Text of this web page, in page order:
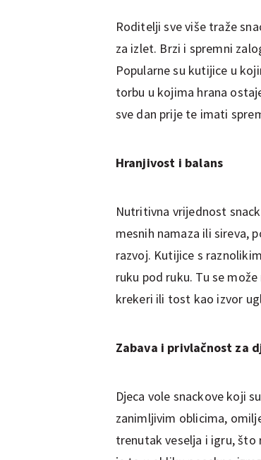
Roditelji sve više traže
za izlet. Brzi i spremni
Popularne su kutijice u
torbu u kojima hrana
sve dan prije te imati
Hranjivost i balans
Nutritivna vrijednost
mesnih namaza ili sireva,
razvoj. Kutijice s
ruku pod ruku. Tu se
krekeri ili tost kao izvor
Zabava i privlačnost za
Djeca vole snackove koji
zanimljivim oblicima,
trenutak veselja i igru, što